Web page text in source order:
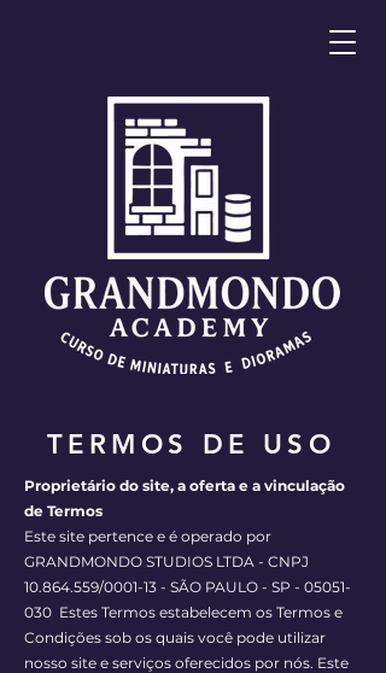
TERMOS DE USO
Proprietário do site, a oferta e a vinculação
de Termos
Este site pertence e é operado por
GRANDMONDO STUDIOS LTDA - CNPJ
10.864.559/0001-13 - SÃO PAULO - SP - 05051-
030 Estes Termos estabelecem os Termos e
Condições sob os quais você pode utilizar
nosso site e serviços oferecidos por nós. Este